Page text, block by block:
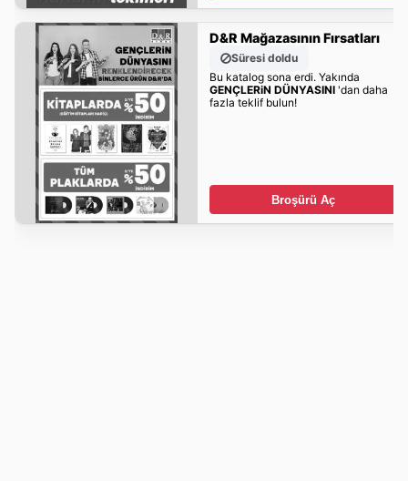
D&R Mağazasının Fırsatları
Süresi doldu
Bu katalog sona erdi. Yakında
GENÇLERiN DÜNYASINI'dan daha
fazla teklif bulun!
Broşürü Aç